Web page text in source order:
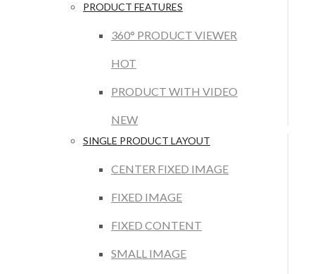
PRODUCT FEATURES
360° PRODUCT VIEWER
HOT
PRODUCT WITH VIDEO
NEW
SINGLE PRODUCT LAYOUT
CENTER FIXED IMAGE
FIXED IMAGE
FIXED CONTENT
SMALL IMAGE